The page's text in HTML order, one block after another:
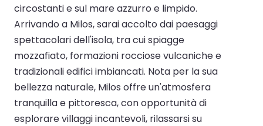
circostanti e sul mare azzurro e limpido.
Arrivando a Milos, sarai accolto dai paesaggi
spettacolari dell'isola, tra cui spiagge
mozzafiato, formazioni rocciose vulcaniche e
tradizionali edifici imbiancati. Nota per la sua
bellezza naturale, Milos offre un'atmosfera
tranquilla e pittoresca, con opportunità di
esplorare villaggi incantevoli, rilassarsi su